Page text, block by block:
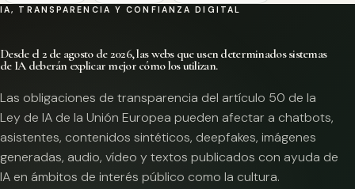
IA, TRANSPARENCIA Y CONFIANZA DIGITAL
Desde el 2 de agosto de 2026, las webs que usen determinados sistemas
de IA deberán explicar mejor cómo los utilizan.
Las obligaciones de transparencia del artículo 50 de la
Ley de IA de la Unión Europea pueden afectar a chatbots,
asistentes, contenidos sintéticos, deepfakes, imágenes
generadas, audio, vídeo y textos publicados con ayuda de
IA en ámbitos de interés público como la cultura.